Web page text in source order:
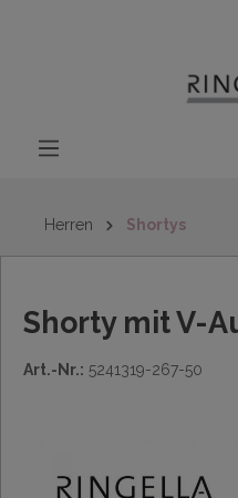
Herren Shortys
Shorty mit V-
Art.-Nr.: 5241319-267-50